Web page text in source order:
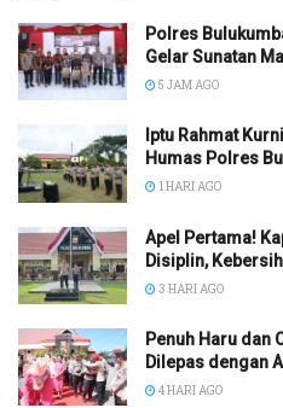
Polres
Gelar Sunatan
5 JAM AGO
Iptu Rahmat
Humas Polres
1 HARI AGO
Apel Pertama!
Disiplin,
3 HARI AGO
Penuh Haru dan
Dilepas dengan
4 HARI AGO